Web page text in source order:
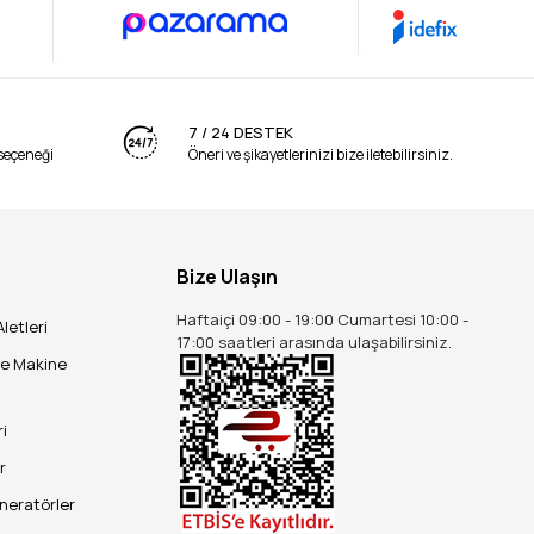
7 / 24 DESTEK
Öneri ve şikayetlerinizi bize iletebilirsiniz.
Makine
Bize Ulaşın
Haftaiçi 09:00 - 19:00 Cumartesi 10:00 -
17:00 saatleri arasında ulaşabilirsiniz.